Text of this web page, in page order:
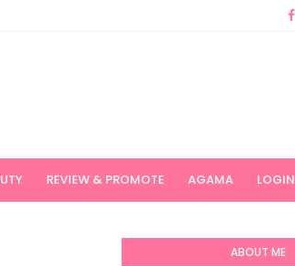
REVIEW & PROMOTE AGAMA LOGIN
ABOUT ME